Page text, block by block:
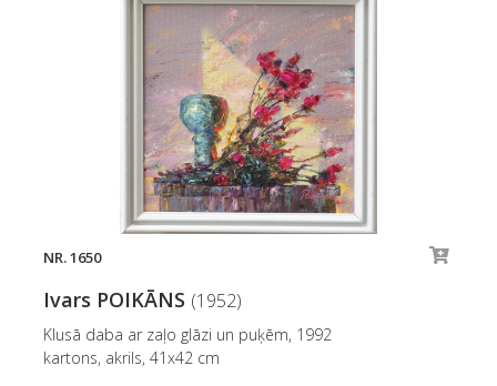
NR. 1650
Ivars POIKĀNS (1952)
Klusā daba ar zaļo glāzi un puķēm, 1992
kartons, akrils, 41x42 cm